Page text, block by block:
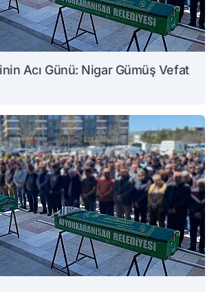
Acı Günü: Nigar Gümüş Vefat